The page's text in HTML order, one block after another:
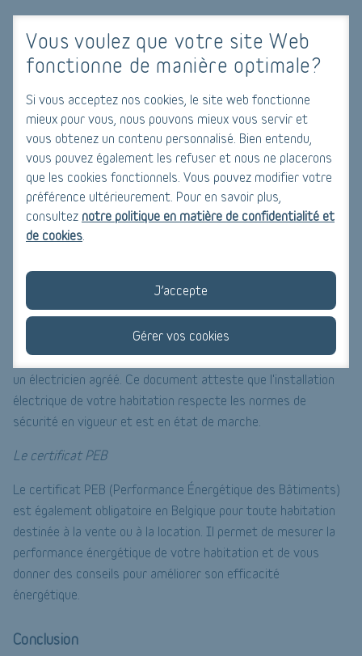
Vous voulez que votre site Web
fonctionne de manière optimale?
Si vous acceptez nos cookies, le site web fonctionne
mieux pour vous, nous pouvons mieux vous servir et
vous obtenez un contenu personnalisé. Bien entendu,
vous pouvez également les refuser et nous ne placerons
que les cookies fonctionnels. Vous pouvez modifier votre
préférence ultérieurement. Pour en savoir plus,
consultez notre politique en matière de confidentialité et
de cookies
J’accepte
Gérer vos cookies
disponibles en Belgique pour encourager les propriétaires à
rénover leur habitation de manière durable. Parmi elles, on
énergétique (AWE), de l'Agence flamande pour l'efficacité
énergétique (Vlaamse Energie Maatschappij - VEM) ou encore
de l'Union des villes et communes de Wallonie (UVCW).
N'hésitez pas à vous renseigner auprès de votre commune ou
de ces agences pour savoir si vous êtes éligibles à ces aides
financières.
électrique
Le certificat de conformité
Une fois les travaux de rénovation électrique terminés, il est
obligatoire de faire établir uncertificat de conformitépar
un électricien agréé. Ce document atteste que l'installation
électrique de votre habitation respecte les normes de
sécurité en vigueur et est en état de marche.
Le certificat PEB
Le certificat PEB (Performance Énergétique des Bâtiments)
est également obligatoire en Belgique pour toute habitation
destinée à la vente ou à la location. Il permet de mesurer la
performance énergétique de votre habitation et de vous
donner des conseils pour améliorer son efficacité
énergétique.
Conclusion